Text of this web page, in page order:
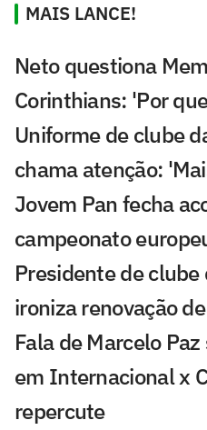
MAIS LANCE!
Neto questiona
Corinthians: 'Por
Uniforme de clube
chama atenção:
Jovem Pan fecha
campeonato
Presidente de
ironiza renovação
Fala de Marcelo
em Internacional x
repercute